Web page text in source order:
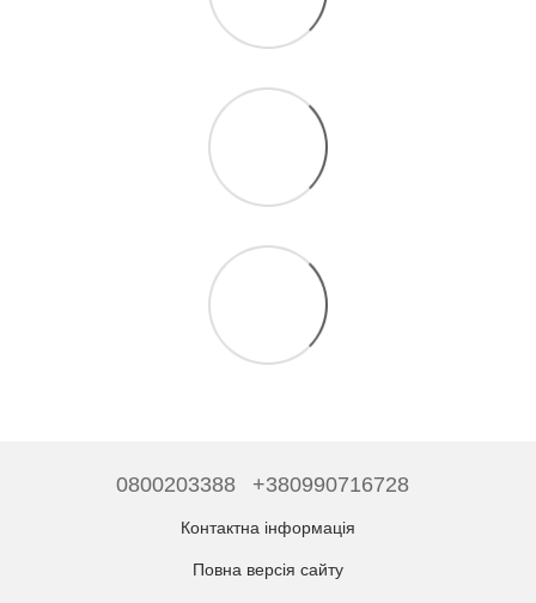
0800203388 +380990716728
Контактна інформація
Повна версія сайту